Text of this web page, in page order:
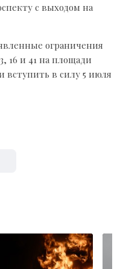
с выходом на
ограничения
16 и 41 на площади
в силу 5 июля